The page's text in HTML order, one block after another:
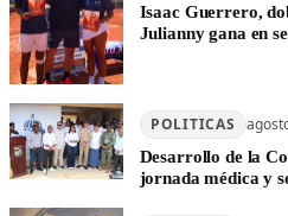
Isaac Guerrero,
Julianny gana en
POLITICAS
Desarrollo de la
jornada médica y